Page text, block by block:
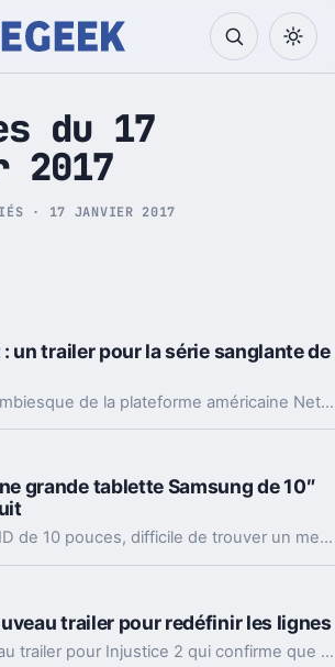
et Pop culture
du 17
2017
· 17 JANVIER 2017
un trailer pour la série sanglante de
La série télévisée zombiesque de la plateforme américaine Netflix avec la comédienne Drew Barrymore se montre dans une bande-annonce inédite à l'approche de sa sortie officielle prévue pour le début du mois de février prochain.
grande tablette Samsung de 10″
Avec son écran FullHD de 10 pouces, difficile de trouver un meilleur compagnon multimédia à ce prix-là.
trailer pour redéfinir les lignes
Voici venir un nouveau trailer pour Injustice 2 qui confirme que les affrontements risquent d'être nombreux entre les personnages existants, mais aussi avec les nouveaux dévoilés pour l'occasion.